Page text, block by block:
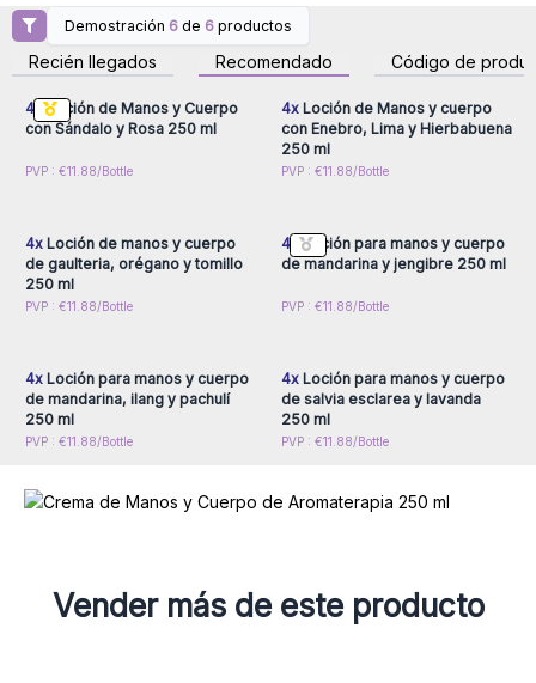
Información
: Se vende en pack de 4 *fabricadas en
Inglaterra". Las botellas son de vidrio ámbar. No contienen
fragancias artificiales.
Compra ahora y ofrece a tus clientes una excelente
hidratación diaria de manos. 🌿
Demostración 6 de 6 productos
Recién llegados Recomendado Código de
Inicie sesión o regístrese
para obtener precios al
por mayor
4x Loción de Manos y Cuerpo
con Sándalo y Rosa 250 ml
PVP : €11.88/Bottle
para obtener precios al
por mayor
4xLoción de Manos y cuerpo
con Enebro, Lima y Hierbabuena
250 ml
PVP : €11.88/Bottle
Inicie sesión o regístrese
4xLoción de manos y cuerpo
de gaulteria, orégano y tomillo
250 ml
PVP : €11.88/Bottle
Inicie sesión o regístrese
4x Loción para manos y cuerpo
de mandarina y jengibre 250 ml
PVP : €11.88/Bottle
Inicie sesión o regístrese
4xLoción para manos y cuerpo
de mandarina, ilang y pachulí
250 ml
PVP : €11.88/Bottle
Inicie sesión o regístrese
4xLoción para manos y cuerpo
de salvia esclarea y lavanda
250 ml
PVP : €11.88/Bottle
Vender más de este producto